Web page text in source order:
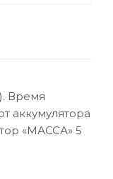
Время
аккумулятора
«МАССА» 5